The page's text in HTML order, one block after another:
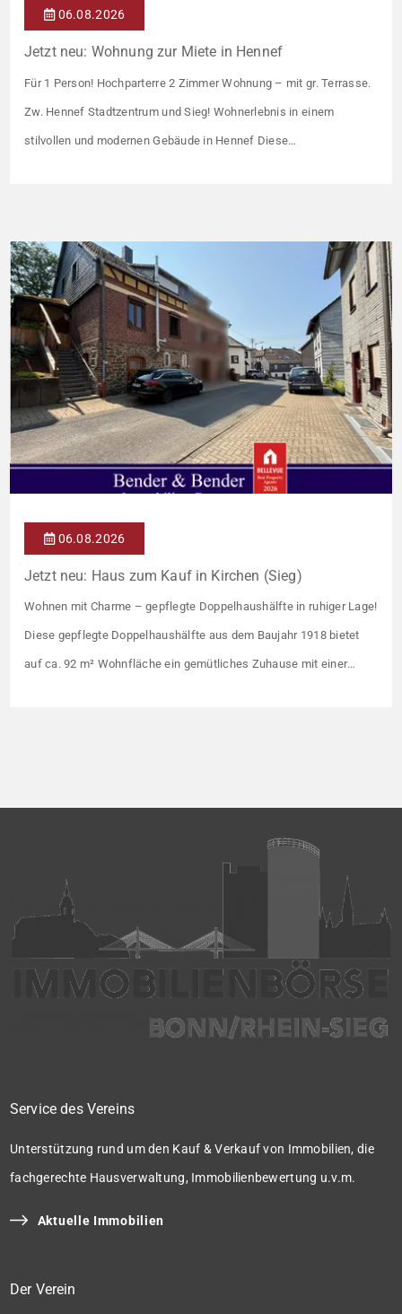
06.08.2026
Jetzt neu: Wohnung zur Miete in Hennef
Für 1 Person! Hochparterre 2 Zimmer Wohnung – mit gr. Terrasse.
Zw. Hennef Stadtzentrum und Sieg! Wohnerlebnis in einem
stilvollen und modernen Gebäude in Hennef Diese
Bodentiefe, dreifach verglaste Fensterfronten Fußbodenheizung
Modern gefliestes Badezimmer mit großem Handtuchheizkörper
Beheizung über eine […]
06.08.2026
Jetzt neu: Haus zum Kauf in Kirchen (Sieg)
Wohnen mit Charme – gepflegte Doppelhaushälfte in ruhiger Lage!
Diese gepflegte Doppelhaushälfte aus dem Baujahr 1918 bietet
auf ca. 92 m² Wohnfläche ein gemütliches Zuhause mit einer
Der Verein
Service des Vereins
Unterstützung rund um den Kauf & Verkauf von Immobilien, die
fachgerechte Hausverwaltung, Immobilienbewertung u.v.m.
Aktuelle Immobilien